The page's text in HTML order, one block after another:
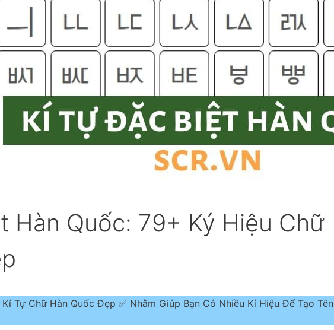
Hàn Quốc: 79+ Ký Hiệu Chữ
Tự Chữ Hàn Quốc Đẹp ✅ Nhằm Giúp Bạn Có Nhiều Kí Hiệu Để Tạo Tên